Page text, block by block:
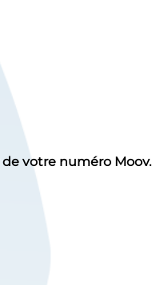
votre numéro Moov.